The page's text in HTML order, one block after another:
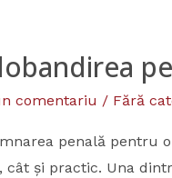
comentariu / Fără
penală pentru
cât și practic. Una